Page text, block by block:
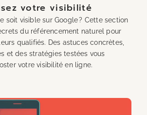
votre visibilité
soit visible sur Google ? Cette section
du référencement naturel pour
qualifiés. Des astuces concrètes,
et des stratégies testées vous
votre visibilité en ligne.